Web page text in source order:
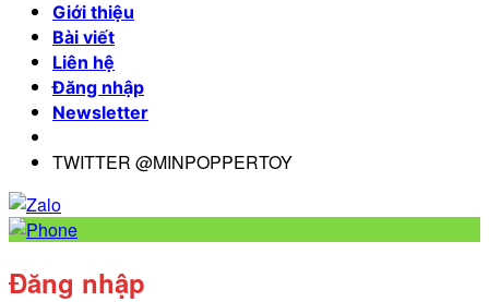
Giới thiệu
Bài viết
Liên hệ
Đăng nhập
Newsletter
TWITTER @MINPOPPERTOY
Đăng nhập